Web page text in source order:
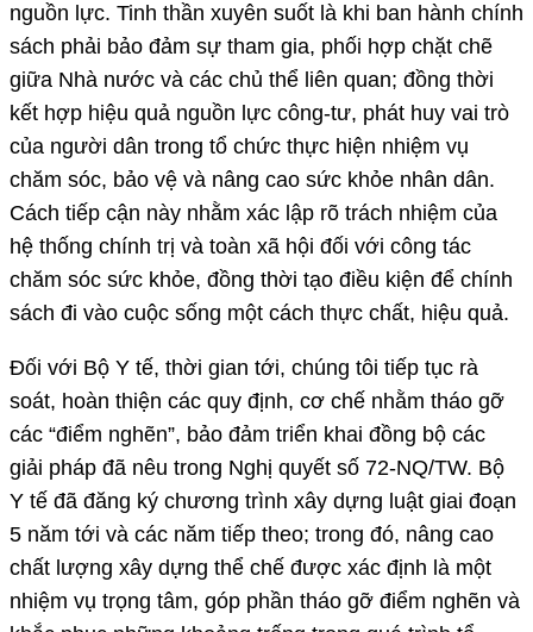
nguồn lực. Tinh thần xuyên suốt là khi ban hành chính
sách phải bảo đảm sự tham gia, phối hợp chặt chẽ
giữa Nhà nước và các chủ thể liên quan; đồng thời
kết hợp hiệu quả nguồn lực công-tư, phát huy vai trò
của người dân trong tổ chức thực hiện nhiệm vụ
chăm sóc, bảo vệ và nâng cao sức khỏe nhân dân.
Cách tiếp cận này nhằm xác lập rõ trách nhiệm của
hệ thống chính trị và toàn xã hội đối với công tác
chăm sóc sức khỏe, đồng thời tạo điều kiện để chính
sách đi vào cuộc sống một cách thực chất, hiệu quả.
Đối với Bộ Y tế, thời gian tới, chúng tôi tiếp tục rà
soát, hoàn thiện các quy định, cơ chế nhằm tháo gỡ
các “điểm nghẽn”, bảo đảm triển khai đồng bộ các
giải pháp đã nêu trong Nghị quyết số 72-NQ/TW. Bộ
Y tế đã đăng ký chương trình xây dựng luật giai đoạn
5 năm tới và các năm tiếp theo; trong đó, nâng cao
chất lượng xây dựng thể chế được xác định là một
nhiệm vụ trọng tâm, góp phần tháo gỡ điểm nghẽn và